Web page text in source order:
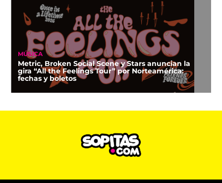
MÚSICA
Metric, Broken Social Scene y Stars anuncian la
gira “All the Feelings Tour” por Norteamérica:
fechas y boletos